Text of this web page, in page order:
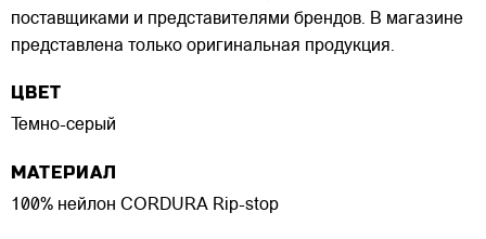
поставщиками и представителями брендов. В магазине
представлена только оригинальная продукция.
ЦВЕТ
Темно-серый
МАТЕРИАЛ
100% нейлон CORDURA Rip-stop